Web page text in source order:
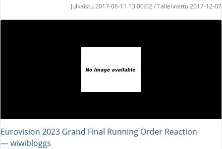
Julkaistu 2017-06-11 13:00:02 / Tallennettu 2017-12-07
Eurovision 2023 Grand Final Running Order Reaction
― wiwibloggs